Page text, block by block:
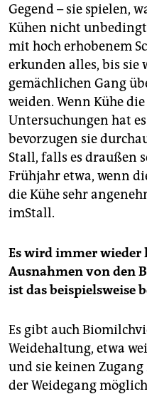
Gegend – sie spielen,
Kühen nicht
mit hoch erhobenem
erkunden alles, bis sie
gemächlichen Gang
weiden. Wenn Kühe
Untersuchungen hat
bevorzugen sie
Stall, falls es draußen
Frühjahr etwa, wenn
die Kühe sehr
imStall.
Es wird immer wieder
Ausnahmen von den
ist das beispielsweise
Es gibt auch
Weidehaltung, etwa
und sie keinen Zugang
der Weidegang